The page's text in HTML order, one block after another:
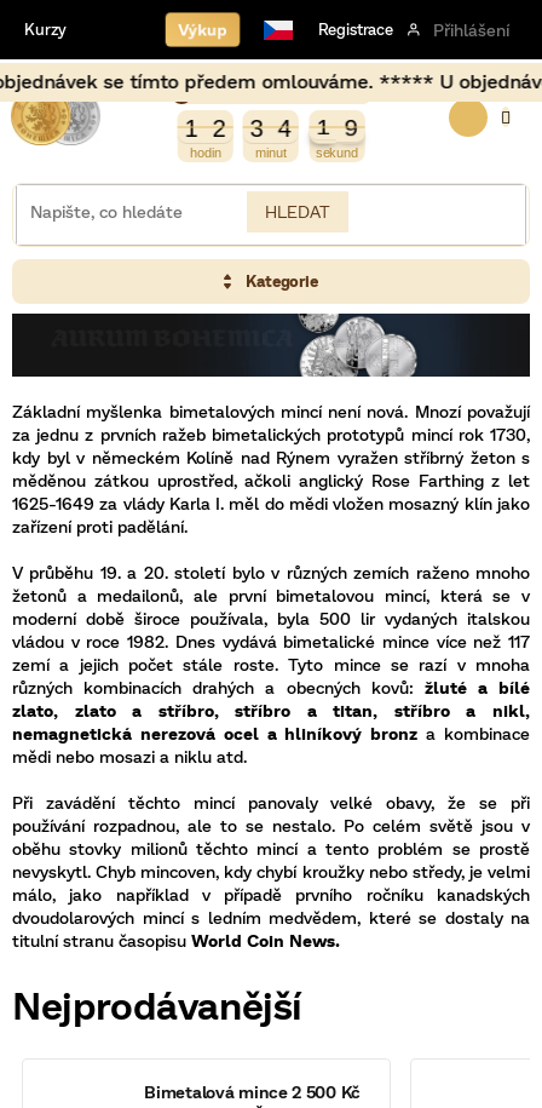
obsah
tímto předem omlouváme. ***** U
Výkup Registrace Přihlášení
Kurzy
1
1 2
2 3
3 4
4 1
2
1
2 9
0
9
HLEDAT
Kategorie
Základní myšlenka bimetalových mincí není nová. Mnozí považují
za jednu z prvních ražeb bimetalických prototypů mincí rok 1730,
kdy byl v německém Kolíně nad Rýnem vyražen stříbrný žeton s
měděnou zátkou uprostřed, ačkoli anglický Rose Farthing z let
1625-1649 za vlády Karla I. měl do mědi vložen mosazný klín jako
zařízení proti padělání.
V průběhu 19. a 20. století bylo v různých zemích raženo mnoho
žetonů a medailonů, ale první bimetalovou mincí, která se v
moderní době široce používala, byla 500 lir vydaných italskou
vládou v roce 1982. Dnes vydává bimetalické mince více než 117
zemí a jejich počet stále roste. Tyto mince se razí v mnoha
různých kombinacích drahých a obecných kovů: žluté a bílé
zlato, zlato a stříbro, stříbro a titan, stříbro a nikl,
nemagnetická nerezová ocel a hliníkový bronz a kombinace
mědi nebo mosazi a niklu atd.
Při zavádění těchto mincí panovaly velké obavy, že se při
používání rozpadnou, ale to se nestalo. Po celém světě jsou v
oběhu stovky milionů těchto mincí a tento problém se prostě
nevyskytl. Chyb mincoven, kdy chybí kroužky nebo středy, je velmi
málo, jako například v případě prvního ročníku kanadských
dvoudolarových mincí s ledním medvědem, které se dostaly na
titulní stranu časopisu World Coin News.
Nejprodávanější
Bimetalová mince 2 500 Kč